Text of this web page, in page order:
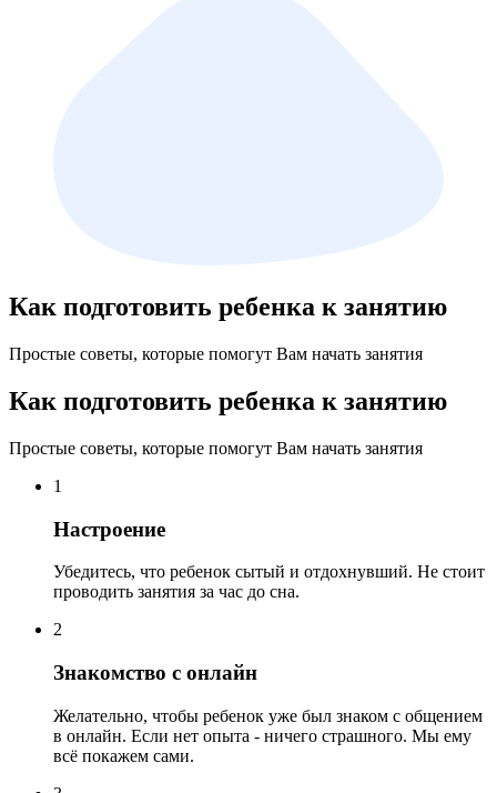
Как подготовить ребенка к занятию
Простые советы, которые помогут Вам начать занятия
Как подготовить ребенка к занятию
Простые советы, которые помогут Вам начать занятия
1
Настроение
Убедитесь, что ребенок сытый и отдохнувший. Не стоит
проводить занятия за час до сна.
2
Знакомство с онлайн
Желательно, чтобы ребенок уже был знаком с общением
в онлайн. Если нет опыта - ничего страшного. Мы ему
всё покажем сами.